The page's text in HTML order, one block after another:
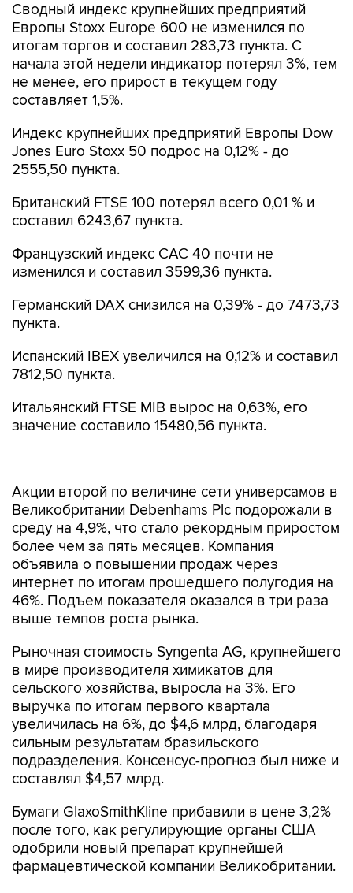
Сводный индекс крупнейших предприятий
Европы Stoxx Europe 600 не изменился по
итогам торгов и составил 283,73 пункта. С
начала этой недели индикатор потерял 3%, тем
не менее, его прирост в текущем году
составляет 1,5%.
Индекс крупнейших предприятий Европы Dow
Jones Euro Stoxx 50 подрос на 0,12% - до
2555,50 пункта.
Британский FTSE 100 потерял всего 0,01 % и
составил 6243,67 пункта.
Французский индекс CAC 40 почти не
изменился и составил 3599,36 пункта.
Германский DAX снизился на 0,39% - до 7473,73
пункта.
Испанский IBEX увеличился на 0,12% и составил
7812,50 пункта.
Итальянский FTSE MIB вырос на 0,63%, его
значение составило 15480,56 пункта.
среду на 4,9%, что стало рекордным приростом
более чем за пять месяцев. Компания
объявила о повышении продаж через
интернет по итогам прошедшего полугодия на
46%. Подъем показателя оказался в три раза
выше темпов роста рынка.
Рыночная стоимость Syngenta AG, крупнейшего
сельского хозяйства, выросла на 3%. Его
выручка по итогам первого квартала
увеличилась на 6%, до $4,6 млрд, благодаря
сильным результатам бразильского
подразделения. Консенсус-прогноз был ниже и
составлял $4,57 млрд.
Бумаги GlaxoSmithKline прибавили в цене 3,2%
одобрили новый препарат крупнейшей
фармацевтической компании Великобритании.
Между тем капитализация Nokia Oyj упала на